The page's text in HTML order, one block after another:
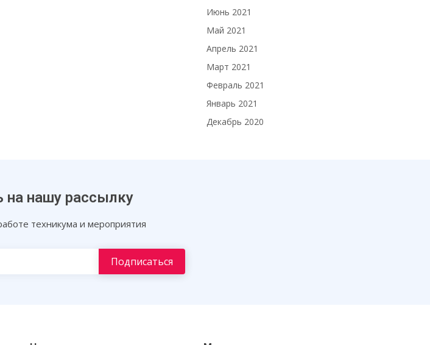
Июнь 2021
Май 2021
Апрель 2021
Март 2021
Февраль 2021
Январь 2021
Декабрь 2020
на нашу рассылку
техникума и мероприятия